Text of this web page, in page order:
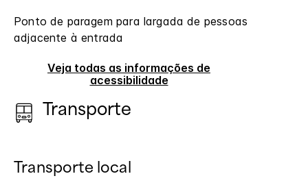
Ponto de paragem para largada de pessoas
adjacente à entrada
Veja todas as informações de
acessibilidade
Transporte
Transporte local